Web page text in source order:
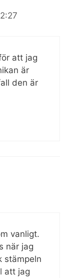
att jag
är
den är
vanligt.
när jag
stämpeln
att jag